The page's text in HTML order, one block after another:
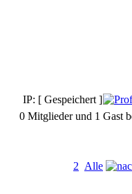
IP: [ Gespeichert ]
0 Mitglieder und 1 Gast
2 Alle